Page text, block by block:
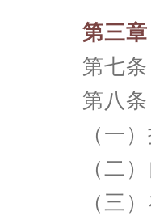
第三
第七
第八
（一
（二
（三